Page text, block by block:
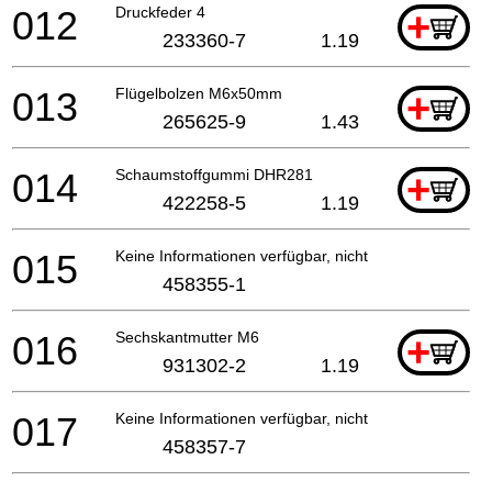
Druckfeder 4 +
012 233360-7 1.19
Flügelbolzen M6x50mm +
013 265625-9 1.43
Schaumstoffgummi DHR281 +
014 422258-5 1.19
Keine Informationen verfügbar, nicht bestellbar
015 458355-1
Sechskantmutter M6 +
016 931302-2 1.19
Keine Informationen verfügbar, nicht bestellbar
017 458357-7